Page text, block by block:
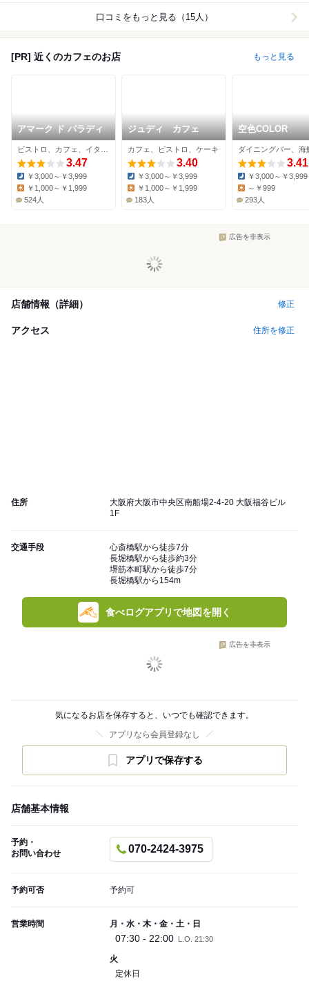
口コミをもっと見る（15人）
[PR] 近くのカフェのお店 もっと見る
アマーク ド パラディ
3.47
Dinner:
￥3,000～￥3,999
￥1,000～￥1,999
524人
ジュディ カフェ
カフェ、ビストロ、ケーキ
3.40
Dinner:
￥3,000～￥3,999
￥1,000～￥1,999
183人
空色COLOR
3.41
Dinner:
￥3,000～￥3,999
～￥999
293人
広告を非表示
店舗情報（詳細） 修正
アクセス 住所を修正
住所
大阪府大阪市中央区南船場2-4-20 大阪福谷ビル
1F
交通手段
心斎橋駅から徒歩7分
長堀橋駅から徒歩約3分
堺筋本町駅から徒歩7分
長堀橋駅から154m
食べログアプリで地図を開く
広告を非表示
気になるお店を保存すると、いつでも確認できます。
アプリなら会員登録なし
アプリで保存する
店舗基本情報
予約・
お問い合わせ
070-2424-3975
予約可否 予約可
営業時間 月・水・木・金・土・日
07:30 - 22:00 L.O. 21:30
火
定休日